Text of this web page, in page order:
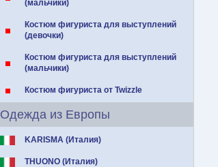
(мальчики)
Костюм фигуриста для выступлений
(девочки)
Костюм фигуриста для выступлений
(мальчики)
Костюм фигуриста от Twizzle
Одежда из Европы
KARISMA (Италия)
THUONO (Италия)